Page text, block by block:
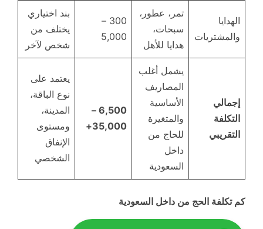
الهدايا
والمشتريات
تمر، عطور،
سبحات،
هدايا للأهل
300 –
5,000
بند اختياري
يختلف من
شخص لآخر
إجمالي
التكلفة
التقريبي
يشمل أغلب
المصاريف
الأساسية
والمتغيرة
للحاج من
داخل
السعودية
6,500 –
35,000+
يعتمد على
نوع الباقة،
المدينة،
ومستوى
الإنفاق
الشخصي
كم تكلفة الحج من داخل السعودية